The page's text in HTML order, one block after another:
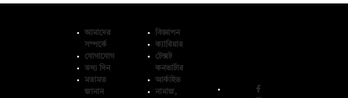
আমাদের
সম্পর্কে
যোগাযোগ
তথ্য দিন
মতামত
জানান
বিজ্ঞাপন
ক্যারিয়ার
টেক্সট
কনভার্টার
আর্কাইভ
নামাজ,